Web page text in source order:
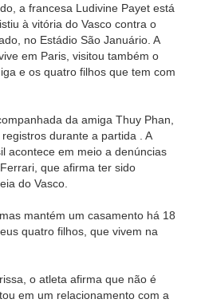
a francesa Ludivine Payet está
à vitória do Vasco contra o
no Estádio São Januário. A
em Paris, visitou também o
e os quatro filhos que tem com
da amiga Thuy Phan,
durante a partida . A
acontece em meio a denúncias
que afirma ter sido
do Vasco.
mantém um casamento há 18
quatro filhos, que vivem na
o atleta afirma que não é
em um relacionamento com a